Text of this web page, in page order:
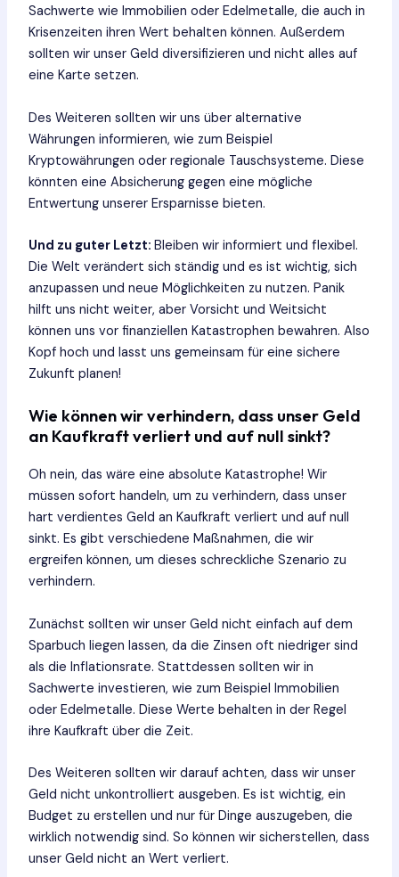
Sachwerte wie Immobilien oder Edelmetalle, die auch in
Krisenzeiten ihren Wert behalten können. Außerdem
sollten wir unser Geld diversifizieren und nicht alles auf
eine Karte setzen.
Des Weiteren sollten wir uns über alternative
Währungen informieren, wie zum Beispiel
Kryptowährungen oder regionale Tauschsysteme. Diese
könnten eine Absicherung gegen eine mögliche
Entwertung unserer Ersparnisse bieten.
Und zu guter Letzt: Bleiben wir informiert und flexibel.
Die Welt verändert sich ständig und es ist wichtig, sich
anzupassen und neue Möglichkeiten zu nutzen. Panik
hilft uns nicht weiter, aber Vorsicht und Weitsicht
können uns vor finanziellen Katastrophen bewahren. Also
Kopf hoch und lasst uns gemeinsam für eine sichere
Zukunft planen!
Wie können wir verhindern, dass unser Geld
an Kaufkraft verliert und auf null sinkt?
Oh nein, das wäre eine absolute Katastrophe! Wir
müssen sofort handeln, um zu verhindern, dass unser
hart verdientes Geld an Kaufkraft verliert und auf null
sinkt. Es gibt verschiedene Maßnahmen, die wir
ergreifen können, um dieses schreckliche Szenario zu
verhindern.
Zunächst sollten wir unser Geld nicht einfach auf dem
Sparbuch liegen lassen, da die Zinsen oft niedriger sind
als die Inflationsrate. Stattdessen sollten wir in
Sachwerte investieren, wie zum Beispiel Immobilien
oder Edelmetalle. Diese Werte behalten in der Regel
ihre Kaufkraft über die Zeit.
Des Weiteren sollten wir darauf achten, dass wir unser
Geld nicht unkontrolliert ausgeben. Es ist wichtig, ein
Budget zu erstellen und nur für Dinge auszugeben, die
wirklich notwendig sind. So können wir sicherstellen, dass
unser Geld nicht an Wert verliert.